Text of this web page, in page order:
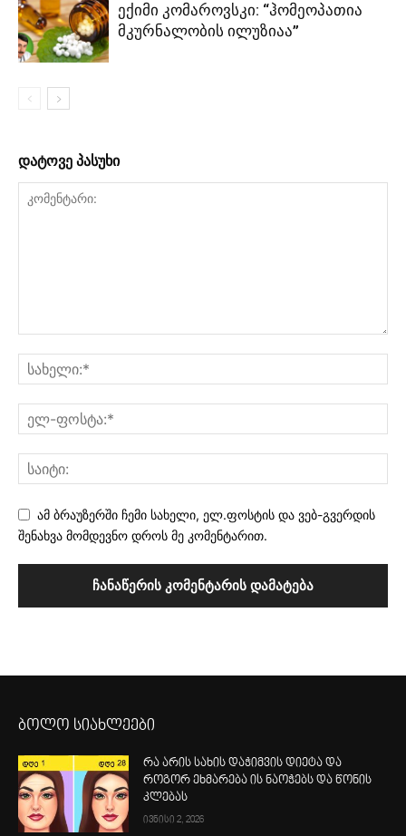
ექიმი კომაროვსკი: “ჰომეოპათია
მკურნალობის ილუზიაა”
დატოვე პასუხი
ამ ბრაუზერში ჩემი სახელი, ელ.ფოსტის და ვებ-გვერდის
შენახვა მომდევნო დროს მე კომენტარით.
ბოლო სიახლეები
რა არის სახის დაჭიმვის დიეტა და
როგორ ეხმარება ის ნაოჭებს და წონის
კლებას
ივნისი 2, 2026